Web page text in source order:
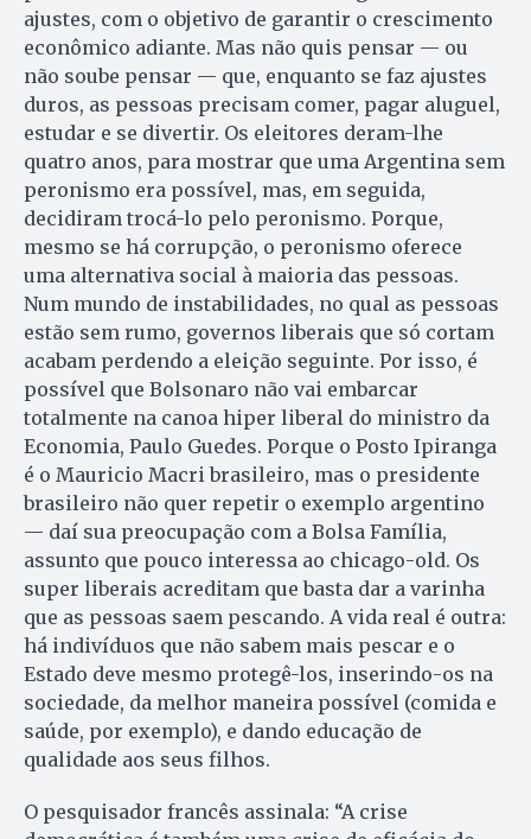
ajustes, com o objetivo de garantir o crescimento
econômico adiante. Mas não quis pensar — ou
não soube pensar — que, enquanto se faz ajustes
duros, as pessoas precisam comer, pagar aluguel,
estudar e se divertir. Os eleitores deram-lhe
quatro anos, para mostrar que uma Argentina sem
peronismo era possível, mas, em seguida,
decidiram trocá-lo pelo peronismo. Porque,
mesmo se há corrupção, o peronismo oferece
uma alternativa social à maioria das pessoas.
Num mundo de instabilidades, no qual as pessoas
estão sem rumo, governos liberais que só cortam
acabam perdendo a eleição seguinte. Por isso, é
possível que Bolsonaro não vai embarcar
totalmente na canoa hiper liberal do ministro da
Economia, Paulo Guedes. Porque o Posto Ipiranga
é o Mauricio Macri brasileiro, mas o presidente
brasileiro não quer repetir o exemplo argentino
— daí sua preocupação com a Bolsa Família,
assunto que pouco interessa ao chicago-old. Os
super liberais acreditam que basta dar a varinha
que as pessoas saem pescando. A vida real é outra:
há indivíduos que não sabem mais pescar e o
Estado deve mesmo protegê-los, inserindo-os na
sociedade, da melhor maneira possível (comida e
saúde, por exemplo), e dando educação de
qualidade aos seus filhos.
O pesquisador francês assinala: “A crise